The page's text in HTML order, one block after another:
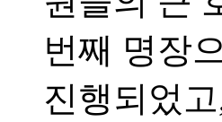
번째 명장
진행되었